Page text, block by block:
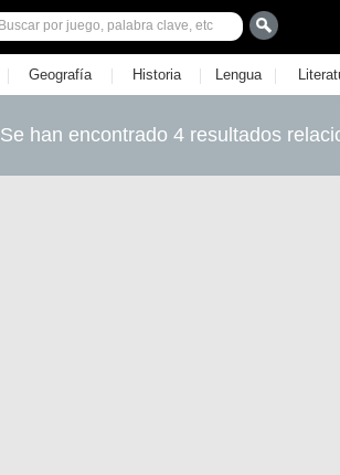
| Geografía | Historia | Lengua |
Se han encontrado 4 resultados